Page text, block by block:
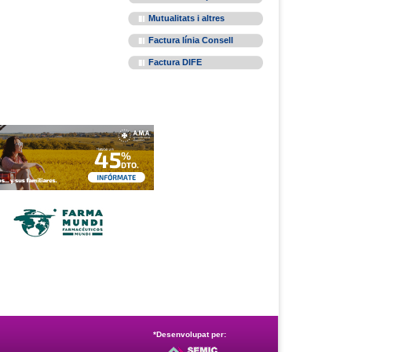
Mutualitats i altres
Factura línia Consell
Factura DIFE
*Desenvolupat per: